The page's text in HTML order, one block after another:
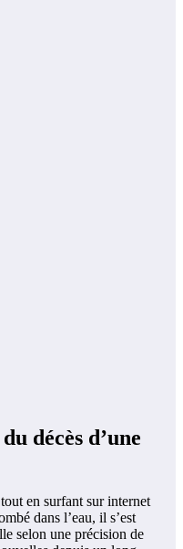
décès d’une
en surfant sur internet
dans l’eau, il s’est
selon une précision de